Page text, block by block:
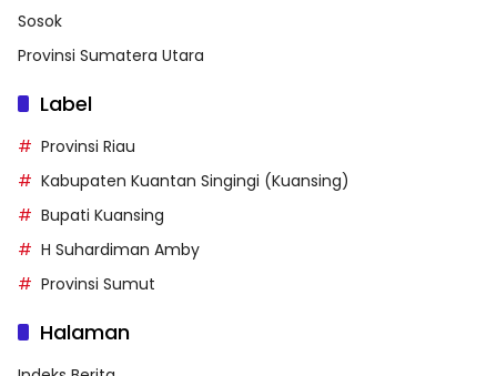
Sosok
Provinsi Sumatera Utara
Label
Provinsi Riau
Kabupaten Kuantan Singingi (Kuansing)
Bupati Kuansing
H Suhardiman Amby
Provinsi Sumut
Halaman